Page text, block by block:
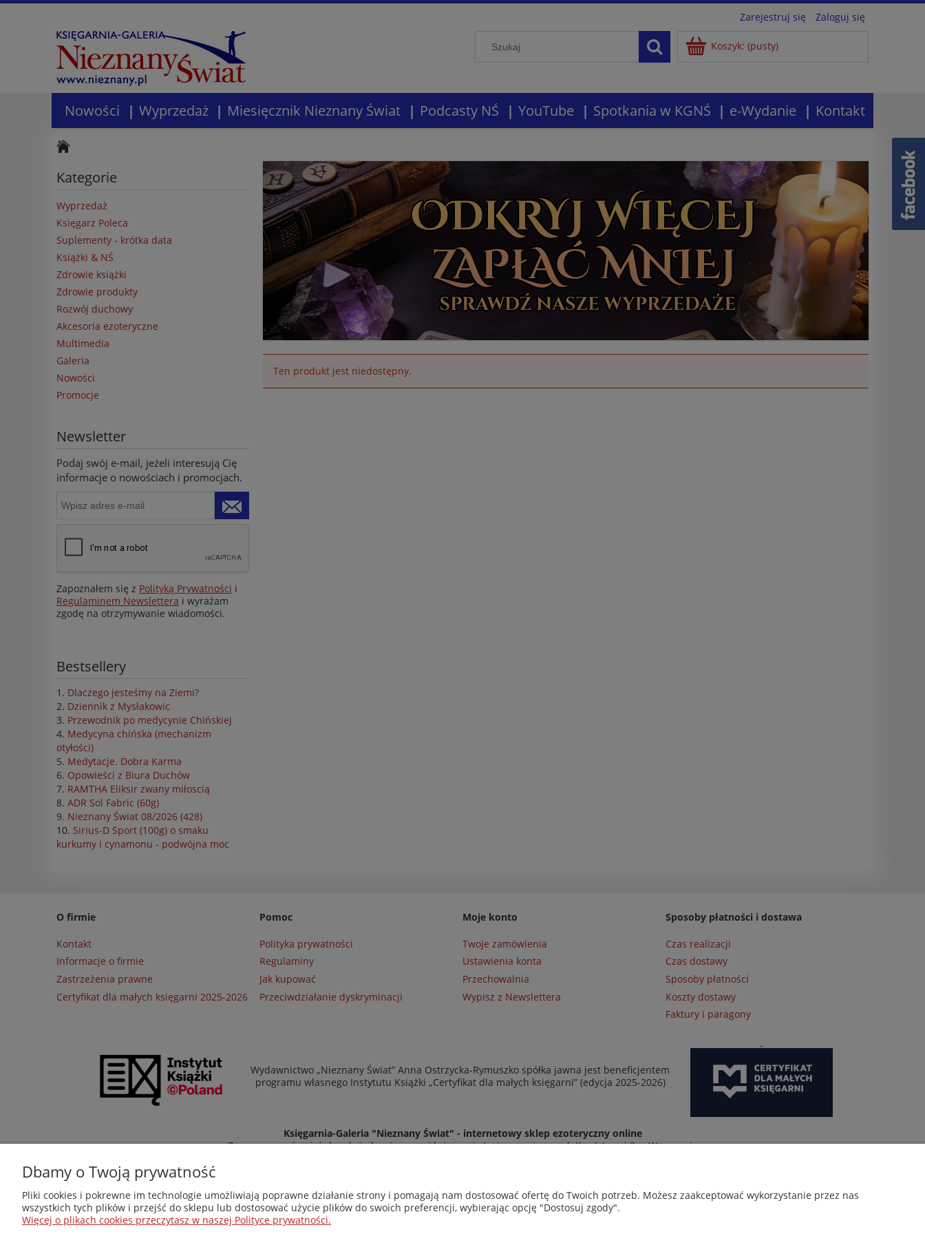
Zarejestruj się Zaloguj się
Koszyk: (pusty)
Nowości Wyprzedaż Miesięcznik Nieznany Świat Podcasty NŚ YouTube Spotkania w KGNŚ e-Wydanie Kontakt
Kategorie
Wyprzedaż
Księgarz Poleca
Suplementy - krótka data
Książki & NŚ
Zdrowie książki
Zdrowie produkty
Rozwój duchowy
Akcesoria ezoteryczne
Multimedia
Galeria
Nowości
Promocje
Newsletter
Podaj swój e-mail, jeżeli interesują Cię
informacje o nowościach i promocjach.
Zapoznałem się z Polityką Prywatności i
Regulaminem Newslettera i wyrażam
zgodę na otrzymywanie wiadomości.
Bestsellery
Dlaczego jesteśmy na Ziemi?
Dziennik z Mysłakowic
Przewodnik po medycynie Chińskiej
Medycyna chińska (mechanizm
otyłości)
Medytacje. Dobra Karma
Opowieści z Biura Duchów
RAMTHA Eliksir zwany miłoscią
ADR Sol Fabric (60g)
Nieznany Świat 08/2026 (428)
Sirius-D Sport (100g) o smaku
kurkumy i cynamonu - podwójna moc
Ten produkt jest niedostępny.
O firmie
Kontakt
Informacje o firmie
Zastrzeżenia prawne
Certyfikat dla małych księgarni 2025-2026
Pomoc
Polityka prywatności
Regulaminy
Jak kupować
Przeciwdziałanie dyskryminacji
Moje konto
Twoje zamówienia
Ustawienia konta
Przechowalnia
Wypisz z Newslettera
Sposoby płatności i dostawa
Czas realizacji
Czas dostawy
Sposoby płatności
Koszty dostawy
Faktury i paragony
Wydawnictwo „Nieznany Świat” Anna Ostrzycka-Rymuszko spółka jawna jest beneficjentem
programu własnego Instytutu Książki „Certyfikat dla małych księgarni” (edycja 2025-2026)
Księgarnia-Galeria "Nieznany Świat" - internetowy sklep ezoteryczny online
Zapraszamy również do odwiedzenia naszej księgarni stacjonarnej przy ul. Kredytowej 2 w Warszawie
Dbamy o Twoją prywatność
Pliki cookies i pokrewne im technologie umożliwiają poprawne działanie strony i pomagają nam dostosować ofertę do Twoich potrzeb. Możesz zaakceptować wykorzystanie przez nas
wszystkich tych plików i przejść do sklepu lub dostosować użycie plików do swoich preferencji, wybierając opcję "Dostosuj zgody".
Więcej o plikach cookies przeczytasz w naszej Polityce prywatności.